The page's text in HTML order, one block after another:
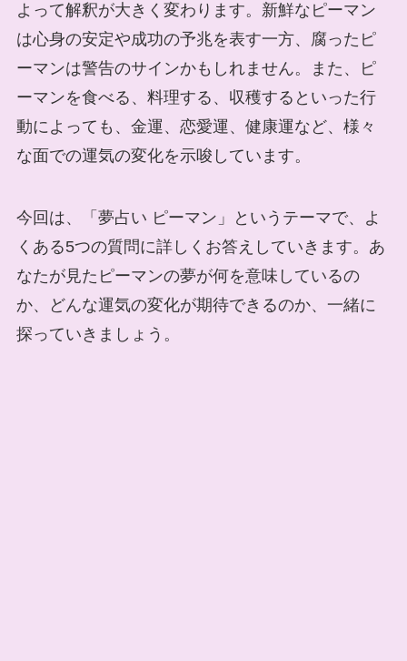
よって解釈が大きく変わります。新鮮なピーマン
は心身の安定や成功の予兆を表す一方、腐ったピ
ーマンは警告のサインかもしれません。また、ピ
ーマンを食べる、料理する、収穫するといった行
動によっても、金運、恋愛運、健康運など、様々
な面での運気の変化を示唆しています。
今回は、「夢占い ピーマン」というテーマで、よ
くある5つの質問に詳しくお答えしていきます。あ
なたが見たピーマンの夢が何を意味しているの
か、どんな運気の変化が期待できるのか、一緒に
探っていきましょう。